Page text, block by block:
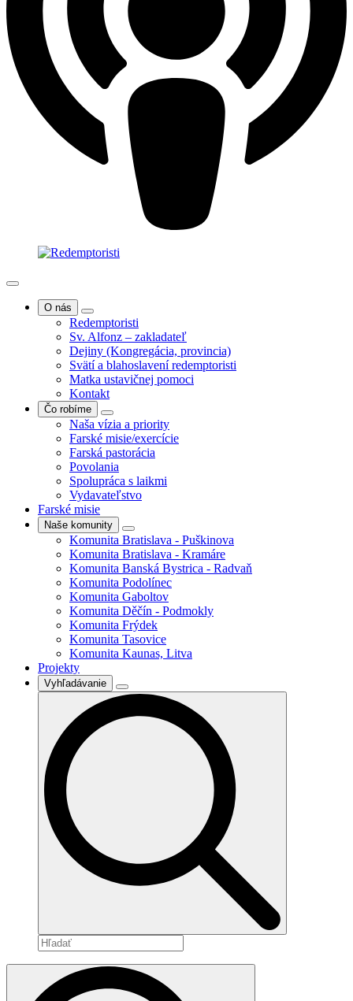
O nás
Redemptoristi
Sv. Alfonz – zakladateľ
Dejiny (Kongregácia, provincia)
Svätí a blahoslavení redemptoristi
Matka ustavičnej pomoci
Kontakt
Čo robíme
Naša vízia a priority
Farské misie/exercície
Farská pastorácia
Povolania
Spolupráca s laikmi
Vydavateľstvo
Farské misie
Naše komunity
Komunita Bratislava - Puškinova
Komunita Bratislava - Kramáre
Komunita Banská Bystrica - Radvaň
Komunita Podolínec
Komunita Gaboltov
Komunita Děčín - Podmokly
Komunita Frýdek
Komunita Tasovice
Komunita Kaunas, Litva
Projekty
Vyhľadávanie
Search